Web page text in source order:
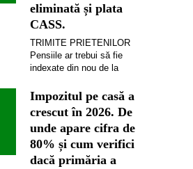
eliminată și plata
CASS.
TRIMITE PRIETENILOR
Pensiile ar trebui să fie
indexate din nou de la
Impozitul pe casă a
crescut în 2026. De
unde apare cifra de
80% și cum verifici
dacă primăria a